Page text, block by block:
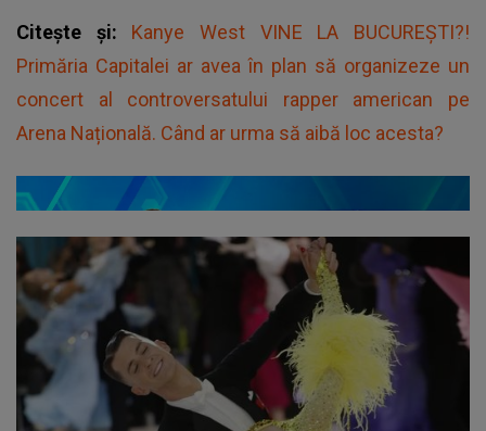
Citește și: Kanye West VINE LA BUCUREȘTI?!
Primăria Capitalei ar avea în plan să organizeze un
concert al controversatului rapper american pe
Arena Națională. Când ar urma să aibă loc acesta?